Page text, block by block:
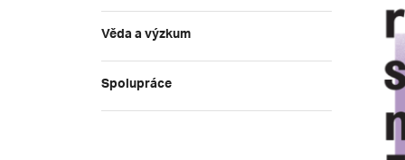
Věda a výzkum
Spolupráce